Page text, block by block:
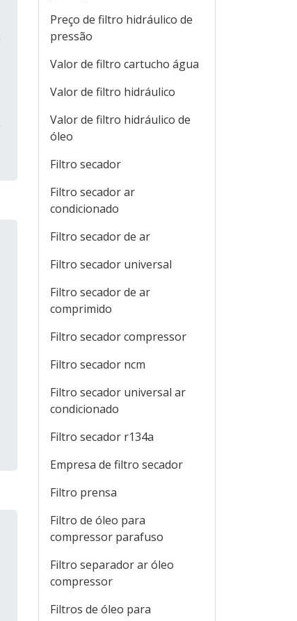
Preço de filtro hidráulico de
pressão
Valor de filtro cartucho água
Valor de filtro hidráulico
Valor de filtro hidráulico de
óleo
Filtro secador
Filtro secador ar
condicionado
Filtro secador de ar
Filtro secador universal
Filtro secador de ar
comprimido
Filtro secador compressor
Filtro secador ncm
Filtro secador universal ar
condicionado
Filtro secador r134a
Empresa de filtro secador
Filtro prensa
Filtro de óleo para
compressor parafuso
Filtro separador ar óleo
compressor
Filtros de óleo para